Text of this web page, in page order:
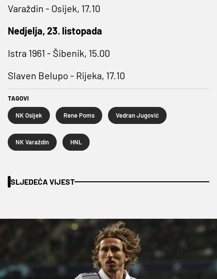
Varaždin - Osijek, 17.10
Nedjelja, 23. listopada
Istra 1961 - Šibenik, 15.00
Slaven Belupo - Rijeka, 17.10
TAGOVI
NK Osijek Rene Poms Vedran Jugović
NK Varaždin HNL
SLJEDEĆA VIJEST